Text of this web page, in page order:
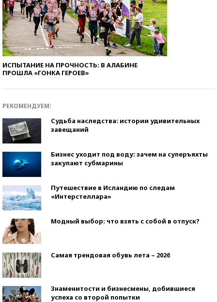
ИСПЫТАНИЕ НА ПРОЧНОСТЬ: В АЛАБИНЕ
ПРОШЛА «ГОНКА ГЕРОЕВ»
РЕКОМЕНДУЕМ:
Судьба наследства: истории удивительных
завещаний
Бизнес уходит под воду: зачем на суперъяхты
закупают субмарины
Путешествие в Исландию по следам
«Интерстеллара»
Модный выбор: что взять с собой в отпуск?
Самая трендовая обувь лета – 2026
Знаменитости и бизнесмены, добившиеся
успеха со второй попытки